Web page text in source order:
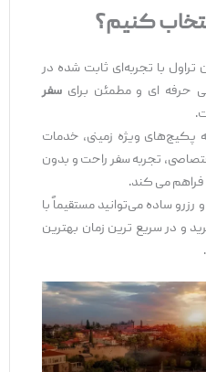
کنیم؟
با تجربه‌ای ثابت ‌شده در
حرفه‌ ای و مطمئن برایسفر
پکیج‌های ویژه زمینی، خدمات
تجربه سفر راحت و بدون
می‌ کند.
ساده می‌توانید مستقیماً با
و در سریع ‌ترین زمان بهترین